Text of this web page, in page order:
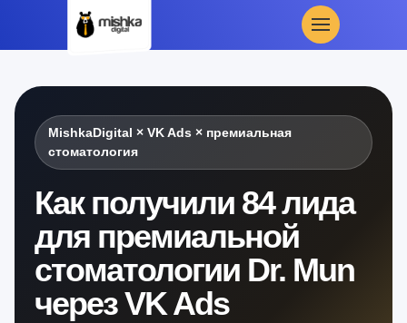
MishkaDigital × VK Ads × премиальная
стоматология
Как получили 84 лида
для премиальной
стоматологии Dr. Mun
через VK Ads